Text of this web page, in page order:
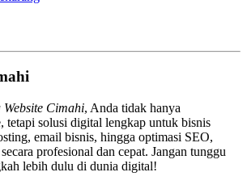
Website Cimahi, Anda tidak hanya
tetapi solusi digital lengkap untuk bisnis
email bisnis, hingga optimasi SEO,
profesional dan cepat. Jangan tunggu
lebih dulu di dunia digital!